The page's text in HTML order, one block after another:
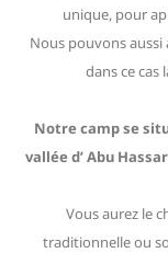
unique, pour
Nous pouvons aussi
dans ce cas
Notre camp se
vallée d’ Abu
Vous aurez le
traditionnelle ou